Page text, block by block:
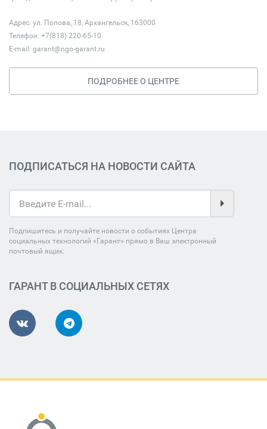
Адрес: ул. Попова, 18, Архангельск, 163000
Телефон: +7(818) 220-65-10
E-mail: garant@ngo-garant.ru
ПОДРОБНЕЕ О ЦЕНТРЕ
ПОДПИСАТЬСЯ НА НОВОСТИ САЙТА
Подпишитесь и получайте новости о событиях Центра
социальных технологий «Гарант» прямо в Ваш электронный
почтовый ящик.
ГАРАНТ В СОЦИАЛЬНЫХ СЕТЯХ